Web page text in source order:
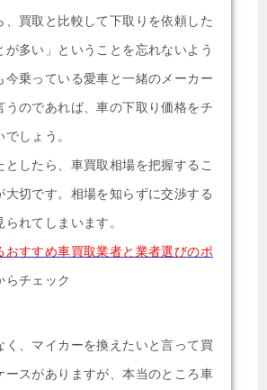
、買取と比較して下取りを依頼した
が多い」ということを忘れないよう
今乗っている愛車と一緒のメーカー
うのであれば、車の下取り価格をチ
しょう。
したら、車買取相場を把握するこ
大切です。相場を知らずに交渉する
れてしまいます。
おすすめ車買取業者と業者選びのポ
らチェック
く、マイカーを換えたいと言って買
ースがありますが、本当のところ車